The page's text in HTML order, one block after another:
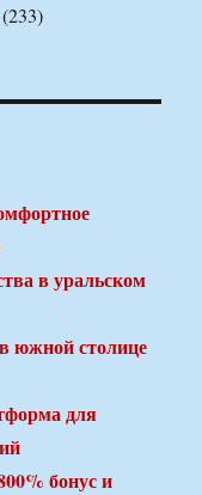
(233)
в уральском
южной столице
для
бонус и